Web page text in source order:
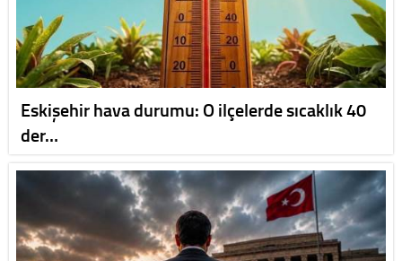
Eskişehir hava durumu: O ilçelerde sıcaklık 40
der…